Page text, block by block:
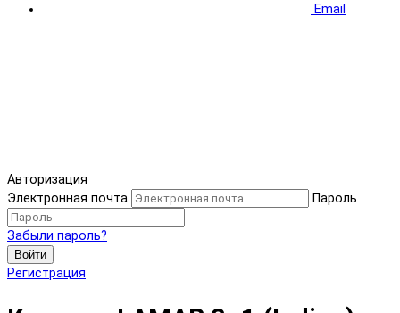
Email
Авторизация
Электронная почта
Пароль
Забыли пароль?
Войти
Регистрация